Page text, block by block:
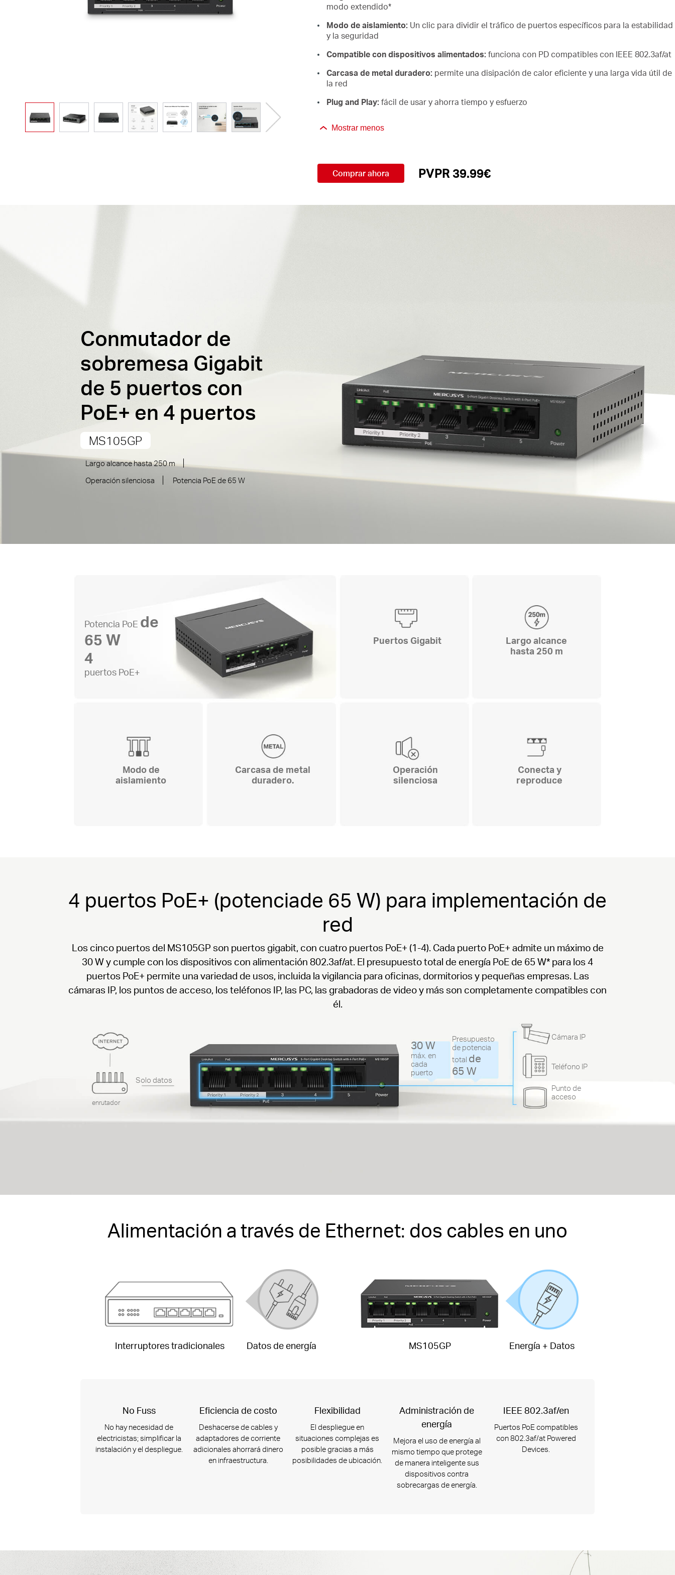
modo extendido*
Modo de aislamiento: Un clic para dividir el tráfico de puertos específicos para la estabilidad
y la seguridad
Compatible con dispositivos alimentados: funciona con PD compatibles con IEEE 802.3af/at
Carcasa de metal duradero: permite una disipación de calor eficiente y una larga vida útil de
la red
Plug and Play: fácil de usar y ahorra tiempo y esfuerzo
Mostrar menos
Comprar ahora PVPR 39.99€
Conmutador de
sobremesa Gigabit
de 5 puertos con
PoE+ en 4 puertos
MS105GP
Largo alcance hasta 250 m
Operación silenciosa
Potencia PoE de 65 W
Potencia PoE de
65 W
4
puertos PoE+
Puertos Gigabit
Largo alcance
hasta 250 m
Modo de
aislamiento
Carcasa de metal
duradero.
Operación
silenciosa
Conecta y
reproduce
4 puertos PoE+ (potenciade 65 W) para implementación de
red
Los cinco puertos del MS105GP son puertos gigabit, con cuatro puertos PoE+ (1-4). Cada puerto PoE+ admite un máximo de
30 W y cumple con los dispositivos con alimentación 802.3af/at. El presupuesto total de energía PoE de 65 W* para los 4
puertos PoE+ permite una variedad de usos, incluida la vigilancia para oficinas, dormitorios y pequeñas empresas. Las
cámaras IP, los puntos de acceso, los teléfonos IP, las PC, las grabadoras de video y más son completamente compatibles con
él.
enrutador
Solo datos
30 W
máx. en
cada
puerto
Presupuesto
de potencia
total de
65 W
Cámara IP
Teléfono IP
Punto de
acceso
Alimentación a través de Ethernet: dos cables en uno
Interruptores tradicionales Datos de energía MS105GP Energía + Datos
No Fuss
No hay necesidad de
electricistas; simplificar la
instalación y el despliegue.
Eficiencia de costo
Deshacerse de cables y
adaptadores de corriente
adicionales ahorrará dinero
en infraestructura.
Flexibilidad
El despliegue en
situaciones complejas es
posible gracias a más
posibilidades de ubicación.
Administración de
energía
Mejora el uso de energía al
mismo tiempo que protege
de manera inteligente sus
dispositivos contra
sobrecargas de energía.
IEEE 802.3af/en
Puertos PoE compatibles
con 802.3af/at Powered
Devices.